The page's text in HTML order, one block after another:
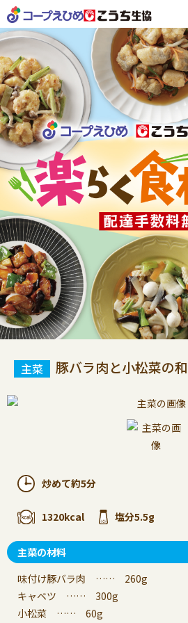
豚バラ肉と小松菜の
炒めて約5分
1320kcal 塩分5.5g
主菜の材料
味付け豚バラ肉 …… 260g
キャベツ …… 300g
小松菜 …… 60g